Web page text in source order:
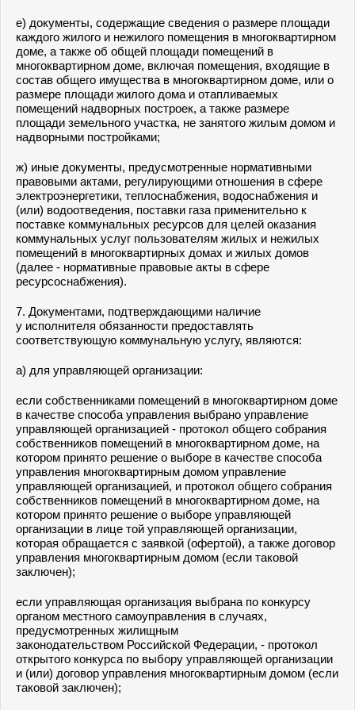
е) документы, содержащие сведения о размере площади
каждого жилого и нежилого помещения в многоквартирном
доме, а также об общей площади помещений в
многоквартирном доме, включая помещения, входящие в
состав общего имущества в многоквартирном доме, или о
размере площади жилого дома и отапливаемых
помещений надворных построек, а также размере
площади земельного участка, не занятого жилым домом и
надворными постройками;
ж) иные документы, предусмотренные нормативными
правовыми актами, регулирующими отношения в сфере
электроэнергетики, теплоснабжения, водоснабжения и
(или) водоотведения, поставки газа применительно к
поставке коммунальных ресурсов для целей оказания
коммунальных услуг пользователям жилых и нежилых
помещений в многоквартирных домах и жилых домов
(далее - нормативные правовые акты в сфере
ресурсоснабжения).
7. Документами, подтверждающими наличие
у исполнителя обязанности предоставлять
соответствующую коммунальную услугу, являются:
а) для управляющей организации:
если собственниками помещений в многоквартирном доме
в качестве способа управления выбрано управление
управляющей организацией - протокол общего собрания
собственников помещений в многоквартирном доме, на
котором принято решение о выборе в качестве способа
управления многоквартирным домом управление
управляющей организацией, и протокол общего собрания
собственников помещений в многоквартирном доме, на
котором принято решение о выборе управляющей
организации в лице той управляющей организации,
которая обращается с заявкой (офертой), а также договор
управления многоквартирным домом (если таковой
заключен);
если управляющая организация выбрана по конкурсу
органом местного самоуправления в случаях,
предусмотренных жилищным
законодательством Российской Федерации, - протокол
открытого конкурса по выбору управляющей организации
и (или) договор управления многоквартирным домом (если
таковой заключен);